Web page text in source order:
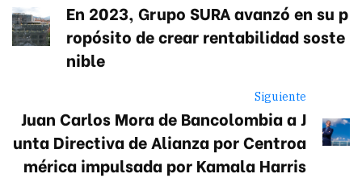
En 2023, Grupo SURA avanzó en su p
ropósito de crear rentabilidad soste
nible
Siguiente
Juan Carlos Mora de Bancolombia a J
unta Directiva de Alianza por Centroa
mérica impulsada por Kamala Harris